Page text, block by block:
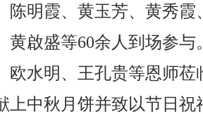
陈明霞、黄玉芳、黄秀霞
黄啟盛等60余人到场参与
欧水明、王孔贵等恩师莅
上中秋月饼并致以节日祝